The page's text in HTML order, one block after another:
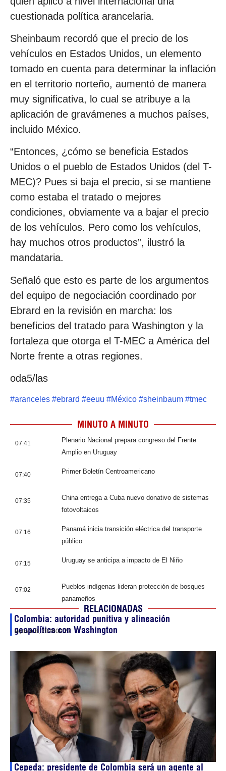
cuestionada política arancelaria.
Sheinbaum recordó que el precio de los
vehículos en Estados Unidos, un elemento
tomado en cuenta para determinar la inflación
en el territorio norteño, aumentó de manera
muy significativa, lo cual se atribuye a la
aplicación de gravámenes a muchos países,
incluido México.
“Entonces, ¿cómo se beneficia Estados
Unidos o el pueblo de Estados Unidos (del T-
MEC)? Pues si baja el precio, si se mantiene
como estaba el tratado o mejores
condiciones, obviamente va a bajar el precio
de los vehículos. Pero como los vehículos,
hay muchos otros productos”, ilustró la
mandataria.
Señaló que esto es parte de los argumentos
del equipo de negociación coordinado por
Ebrard en la revisión en marcha: los
beneficios del tratado para Washington y la
fortaleza que otorga el T-MEC a América del
Norte frente a otras regiones.
oda5/las
#aranceles #ebrard #eeuu #México #sheinbaum #tmec
MINUTO A MINUTO
07:41
Plenario Nacional prepara congreso del Frente
Amplio en Uruguay
07:40 Primer Boletín Centroamericano
07:35
China entrega a Cuba nuevo donativo de sistemas
fotovoltaicos
07:16
Panamá inicia transición eléctrica del transporte
público
07:15 Uruguay se anticipa a impacto de El Niño
07:02
Pueblos indígenas lideran protección de bosques
panameños
RELACIONADAS
Colombia: autoridad punitiva y alineación
geopolítica con Washington
agosto 8, 202600:27
Cepeda: presidente de Colombia será un agente al